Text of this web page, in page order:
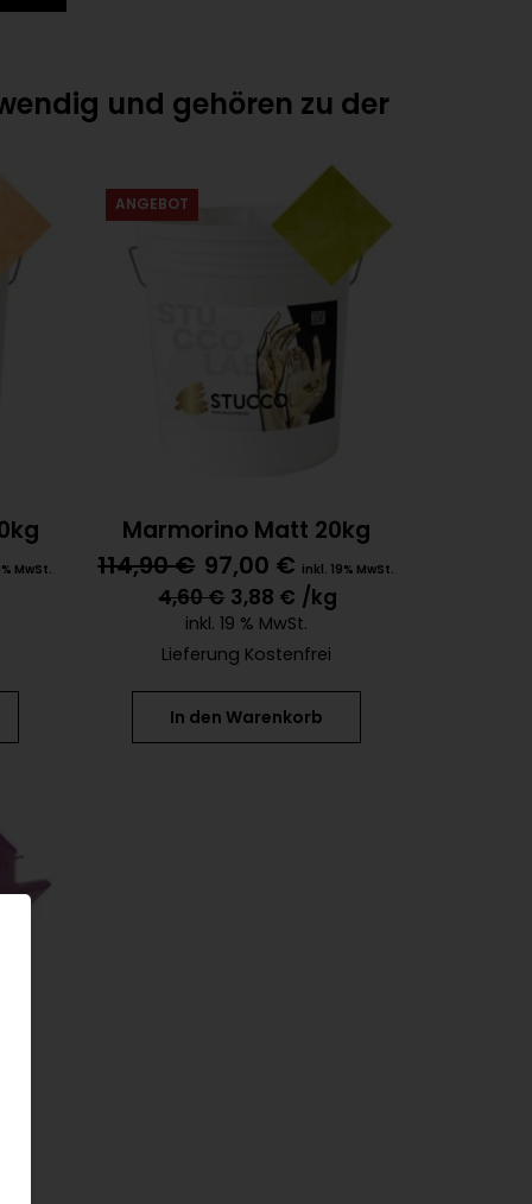
und gehören zu der
MwSt.
ANGEBOT
Marmorino Matt 20kg
114,90€ 97,00 € inkl. 19% MwSt.
4,60€ 3,88 € /kg
inkl. 19 % MwSt.
Lieferung Kostenfrei
In den Warenkorb